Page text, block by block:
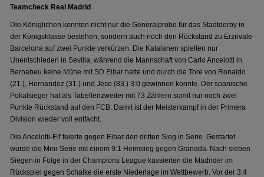
Teamcheck Real Madrid
Die Königlichen konnten nicht nur die Generalprobe für das Stadtderby in
der Königsklasse bestehen, sondern auch noch den Rückstand zu Erzrivale
Barcelona auf zwei Punkte verkürzen. Die Katalanen spielten nur
Unentschieden in Sevilla, während die Mannschaft von Carlo Ancelotti in
Bernabeu keine Mühe mit SD Eibar hatte und durch die Tore von Ronaldo
(21.), Hernandez (31.) und Jese (83.) 3:0 gewinnen konnte. Der spanische
Pokalsieger hat als Tabellenzweiter mit 73 Zählern somit nur noch zwei
Punkte Rückstand auf den FCB. Damit ist der Meisterkampf in der Primera
Division wieder voll entfacht.
Die Ancelotti-Elf feierte gegen Eibar den dritten Sieg in Serie. Gestartet
wurde die Mini-Serie mit einem 9:1 Heimsieg gegen Granada. Nach sieben
Siegen in Folge in der Champions League kassierten die Madrider im
Rückspiel gegen Schalke die erste Niederlage im Wettbewerb. Vor der 3:4